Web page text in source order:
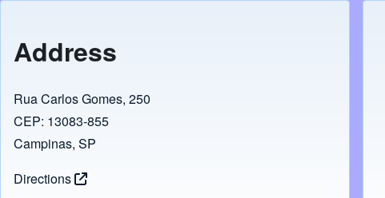
Address
Rua Carlos Gomes, 250
CEP: 13083-855
Campinas, SP
Directions